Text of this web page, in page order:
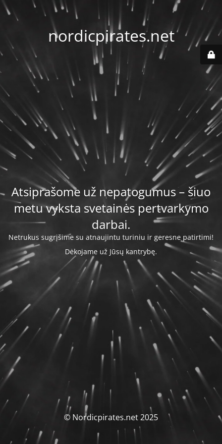
nordicpirates.net
Atsiprašome už nepatogumus – šiuo
metu vyksta svetainės pertvarkymo
darbai.
Netrukus sugrįšime su atnaujintu turiniu ir geresne patirtimi!
Dėkojame už Jūsų kantrybę.
© Nordicpirates.net 2025